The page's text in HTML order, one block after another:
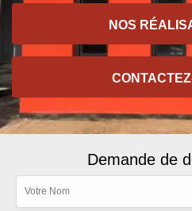
NOS
Demande de